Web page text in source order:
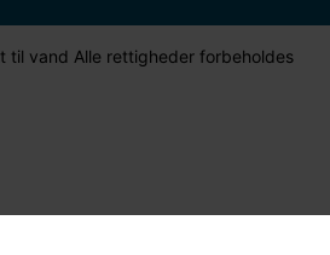
til vand Alle rettigheder forbeholdes